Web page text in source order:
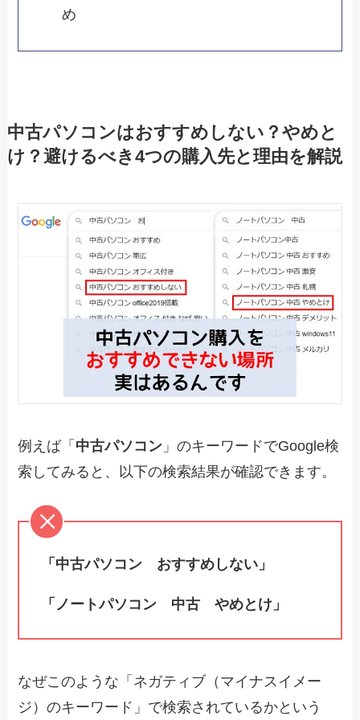
め
中古パソコンはおすすめしない？やめと
け？避けるべき4つの購入先と理由を解説
例えば「 中古パソコン 」のキーワードでGoogle検
索してみると、以下の検索結果が確認できます。
「中古パソコン おすすめしない」
「ノートパソコン 中古 やめとけ」
なぜこのような「ネガティブ（マイナスイメー
ジ）のキーワード」で検索されているかという